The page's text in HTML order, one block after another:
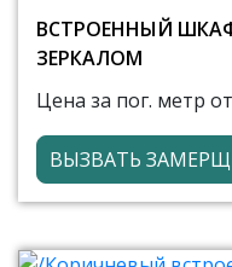
ВСТРОЕННЫЙ
ЗЕРКАЛОМ
Цена за пог. метр от
ВЫЗВАТЬ